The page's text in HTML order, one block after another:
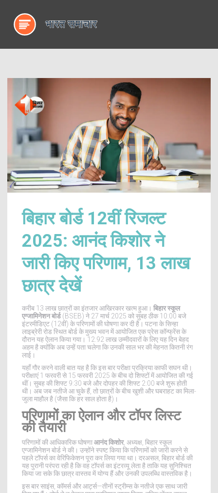
बिहार बोर्ड 12वीं रिजल्ट
2025: आनंद किशोर ने
जारी किए परिणाम, 13 लाख
छात्र देखें
करीब 13 लाख छात्रों का इंतजार आखिरकार खत्म हुआ। बिहार स्कूल
एग्जामिनेशन बोर्ड (BSEB) ने 27 मार्च 2025 को सुबह ठीक 10:00 बजे
इंटरमीडिएट (12वीं) के परिणामों की घोषणा कर दी है। पटना के सिन्हा
लाइब्रेरी रोड स्थित बोर्ड के मुख्य भवन में आयोजित एक प्रेस कॉन्फ्रेंस के
दौरान यह ऐलान किया गया। 12.92 लाख उम्मीदवारों के लिए यह दिन बेहद
अहम है क्योंकि अब उन्हें पता चलेगा कि उनकी साल भर की मेहनत कितनी रंग
लाई।
यहाँ गौर करने वाली बात यह है कि इस बार परीक्षा प्रक्रिया काफी सघन थी।
परीक्षाएं 1 फरवरी से 15 फरवरी 2025 के बीच दो शिफ्टों में आयोजित की गई
थीं। सुबह की शिफ्ट 9:30 बजे और दोपहर की शिफ्ट 2:00 बजे शुरू होती
थी। अब जब नतीजे आ चुके हैं, तो छात्रों के बीच खुशी और घबराहट का मिला-
जुला माहौल है (जैसा कि हर साल होता है)।
परिणामों का ऐलान और टॉपर लिस्ट
की तैयारी
परिणामों की आधिकारिक घोषणाआनंद किशोर, अध्यक्ष बिहार स्कूल
एग्जामिनेशन बोर्डने की। उन्होंने स्पष्ट किया कि परिणामों को जारी करने से
पहले टॉपर्स का वेरिफिकेशन पूरा कर लिया गया था। दरअसल, बिहार बोर्ड की
यह पुरानी परंपरा रही है कि वह टॉपर्स का इंटरव्यू लेता है ताकि यह सुनिश्चित
किया जा सके कि छात्र वास्तव में योग्य हैं और उनकी उपलब्धि वास्तविक है।
इस बार साइंस, कॉमर्स और आर्ट्स—तीनों स्ट्रीम्स के नतीजे एक साथ जारी